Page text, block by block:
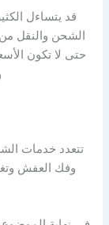
قد يتساءل
الشحن والنقل
حتى لا تكون
تتعدد خدمات
وفك العفش